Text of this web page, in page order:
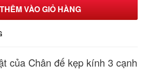
VÀO GIỎ HÀNG
của Chân đế kẹp kính 3 cạnh